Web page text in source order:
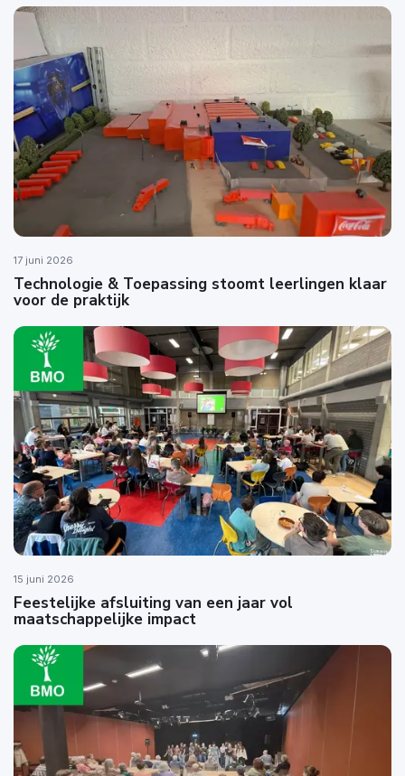
17 juni 2026
Technologie & Toepassing stoomt leerlingen klaar
voor de praktijk
15 juni 2026
Feestelijke afsluiting van een jaar vol
maatschappelijke impact